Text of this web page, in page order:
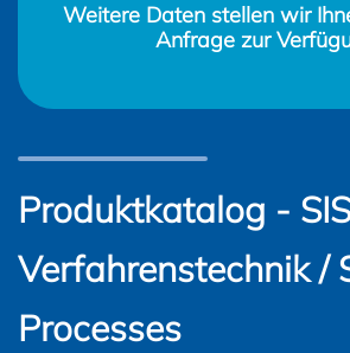
Weitere Daten stellen wir
Anfrage zur
Produktkatalog -
Verfahrenstechnik /
Processes